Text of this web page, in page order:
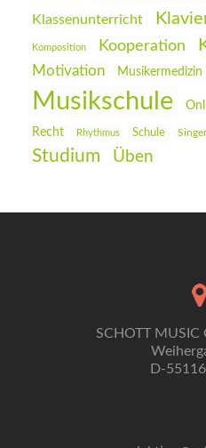
Klassenunterricht
Komposition Kooperation
Motivation Musikermedizin
Musikschule
Recht Rhythmus Schule
Studium Üben
SCHOTT MUSIC
D-